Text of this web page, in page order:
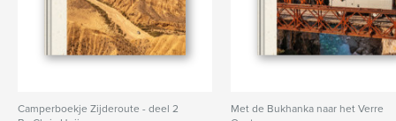
Camperboekje Zijderoute - deel 2
Met de Bukhanka naar het Verre